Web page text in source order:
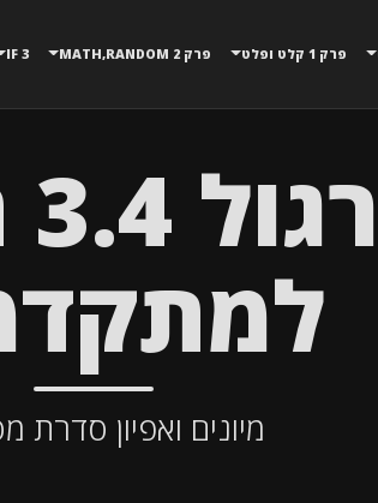
פרק 1 קלט ופלט פרק 2 MATH,RANDOM 3 IF
מיונים ואפיון סדרת